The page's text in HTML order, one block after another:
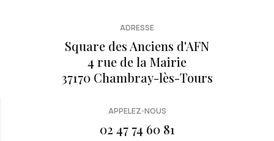
ADRESSE
Square des Anciens d'AFN
4 rue de la Mairie
37170 Chambray-lès-Tours
APPELEZ-NOUS
02 47 74 60 81